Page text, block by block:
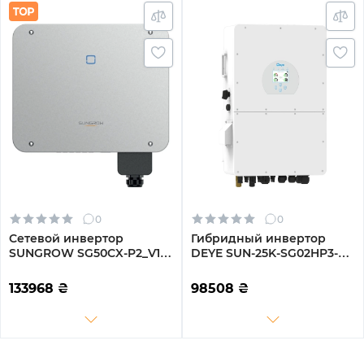
0
Сетевой инвертор
SUNGROW SG50CX-P2_V12
Трехфазный (ASG01767)
133968 ₴
0
Гибридный инвертор
DEYE SUN-25K-SG02HP3-EU
Wi-Fi 220/380V
Трехфазный
98508 ₴